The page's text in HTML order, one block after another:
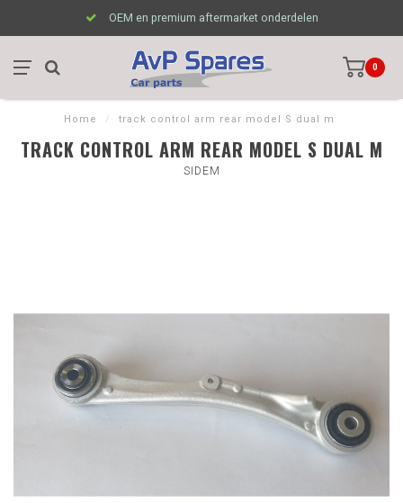
OEM en premium aftermarket onderdelen
0
Home / track control arm rear model S dual m
TRACK CONTROL ARM REAR MODEL S DUAL M
SIDEM